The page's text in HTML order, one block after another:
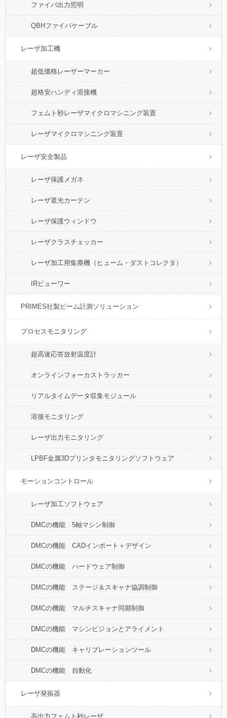
ファイバ出力照明
QBHファイバケーブル
レーザ加工機
超低価格レーザーマーカー
超格安ハンディ溶接機
フェムト秒レーザマイクロマシニング装置
レーザマイクロマシニング装置
レーザ安全製品
レーザ保護メガネ
レーザ遮光カーテン
レーザ保護ウィンドウ
レーザクラスチェッカー
レーザ加工用集塵機（ヒューム・ダストコレクタ）
IRビューワー
PRIMES社製ビーム計測ソリューション
プロセスモニタリング
超高速応答放射温度計
オンラインフォーカストラッカー
リアルタイムデータ収集モジュール
溶接モニタリング
レーザ出力モニタリング
LPBF金属3Dプリンタモニタリングソフトウェア
モーションコントロール
レーザ加工ソフトウェア
DMCの機能 5軸マシン制御
DMCの機能 CADインポート＋デザイン
DMCの機能 ハードウェア制御
DMCの機能 ステージ＆スキャナ協調制御
DMCの機能 マルチスキャナ同期制御
DMCの機能 マシンビジョンとアライメント
DMCの機能 キャリブレーションツール
DMCの機能 自動化
レーザ発振器
高出力フェムト秒レーザ